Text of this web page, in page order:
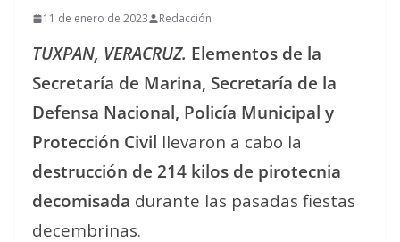
11 de enero de 2023 Redacción
TUXPAN, VERACRUZ. Elementos de la
Secretaría de Marina, Secretaría de la
Defensa Nacional, Policía Municipal y
Protección Civil llevaron a cabo la
destrucción de 214 kilos de pirotecnia
decomisada durante las pasadas fiestas
decembrinas.